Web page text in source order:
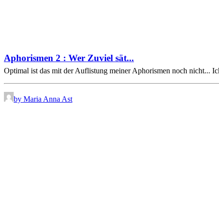
Aphorismen 2 : Wer Zuviel sät...
Optimal ist das mit der Auflistung meiner Aphorismen noch nicht...
by Maria Anna Ast